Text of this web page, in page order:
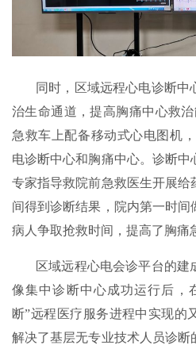
同时，区域远程心电诊断中
治生命通道，提高胸痛中心救
急救车上配备移动式心电图机
电诊断中心和胸痛中心。诊断
专家指导救院前急救医生开展
间得到诊断结果，院内第一时
病人争取抢救时间，提高了胸痛
区域远程心电会诊平台的建
像集中诊断中心成功运行后，
断”远程医疗服务进程中实现的
解决了基层无专业技术人员诊断